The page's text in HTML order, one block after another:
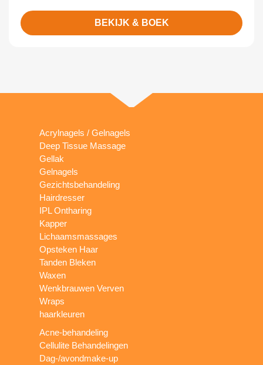
BEKIJK & BOEK
Acrylnagels / Gelnagels
Deep Tissue Massage
Gellak
Gelnagels
Gezichtsbehandeling
Hairdresser
IPL Ontharing
Kapper
Lichaamsmassages
Opsteken Haar
Tanden Bleken
Waxen
Wenkbrauwen Verven
Wraps
haarkleuren
Acne-behandeling
Cellulite Behandelingen
Dag-/avondmake-up